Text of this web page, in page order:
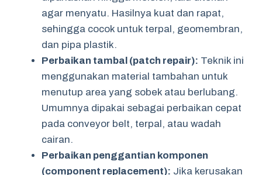
agar menyatu. Hasilnya kuat dan rapat,
sehingga cocok untuk terpal, geomembran,
dan pipa plastik.
Perbaikan tambal (patch repair): Teknik ini
menggunakan material tambahan untuk
menutup area yang sobek atau berlubang.
Umumnya dipakai sebagai perbaikan cepat
pada conveyor belt, terpal, atau wadah
cairan.
Perbaikan penggantian komponen
(component replacement): Jika kerusakan